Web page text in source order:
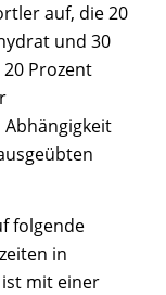
auf, die 20
und 30
Prozent
folgende
in
mit einer